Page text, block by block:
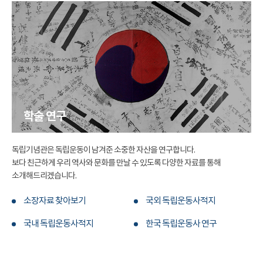
학술 연구
독립기념관은 독립운동이 남겨준 소중한 자산을 연구합니다.
보다 친근하게 우리 역사와 문화를 만날 수 있도록 다양한 자료를 통해
소개해드리겠습니다.
소장자료 찾아보기 국외 독립운동사적지
국내 독립운동사적지 한국 독립운동사 연구